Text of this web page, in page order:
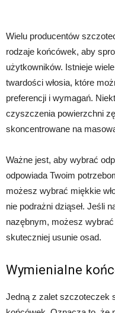
Wielu producentów
rodzaje końcówek, aby
użytkowników. Istnieje
twardości włosia, które
preferencji i wymagań.
czyszczenia powierzchni
skoncentrowane na
Ważne jest, aby wybrać
odpowiada Twoim
możesz wybrać miękkie
nie podrażni dziąseł. Jeśli
nazębnym, możesz
skuteczniej usunie osad.
Wymienialne
Jedną z zalet szczoteczek